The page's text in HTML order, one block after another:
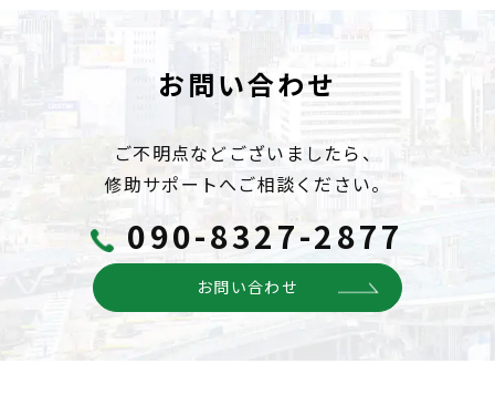
お問い合わせ
ご不明点などございましたら、
修助サポートへご相談ください。
090-8327-2877
お問い合わせ